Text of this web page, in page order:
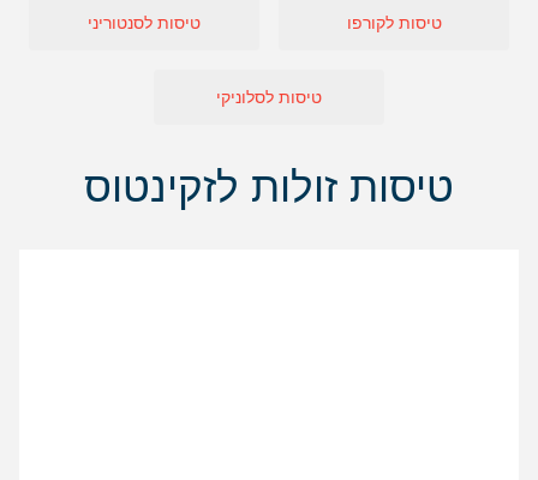
טיסות לקורפו טיסות לסנטוריני
טיסות לסלוניקי
טיסות זולות לזקינטוס